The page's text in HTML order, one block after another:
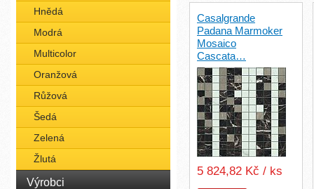
Hnědá
Modrá
Multicolor
Oranžová
Růžová
Šedá
Zelená
Žlutá
Výrobci
Casalgrande
Padana Marmoker
Mosaico
Cascata…
5 824,82 Kč / ks